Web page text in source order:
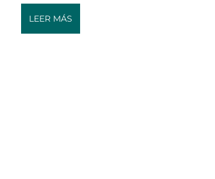
LEER MÁS